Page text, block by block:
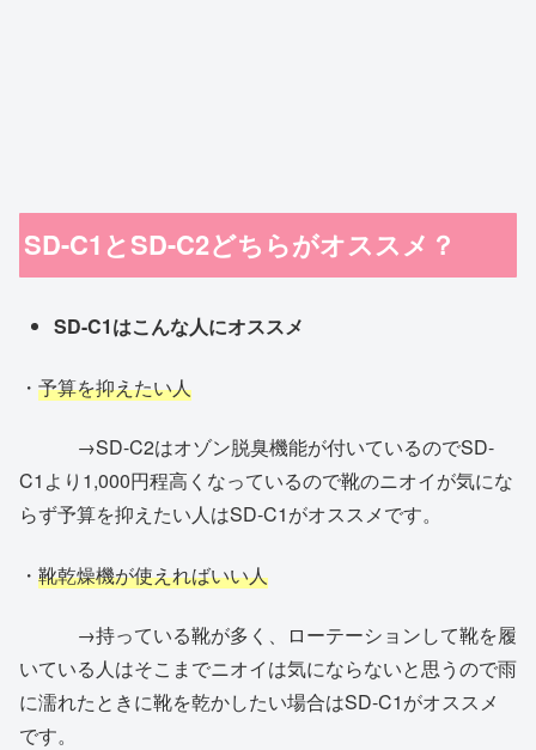
SD-C1とSD-C2どちらがオススメ？
SD-C1はこんな人にオススメ
・ 予算を抑えたい人
→SD-C2はオゾン脱臭機能が付いているのでSD-
C1より1,000円程高くなっているので靴のニオイが気にな
らず予算を抑えたい人はSD-C1がオススメです。
・ 靴乾燥機が使えればいい人
→持っている靴が多く、ローテーションして靴を履
いている人はそこまでニオイは気にならないと思うので雨
に濡れたときに靴を乾かしたい場合はSD-C1がオススメ
です。